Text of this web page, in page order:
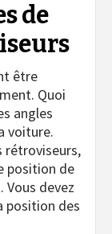
de
être
Quoi
angles
voiture.
rétroviseurs,
position de
devez
position des